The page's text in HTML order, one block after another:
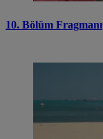
10. Bölüm Fragmanı